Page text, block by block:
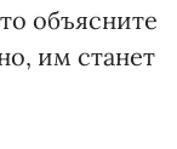
объясните
им станет